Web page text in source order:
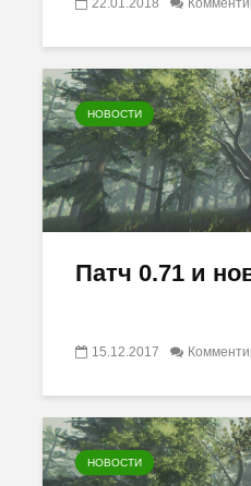
НОВОСТИ
Патч 0.71 и
15.12.2017
НОВОСТИ